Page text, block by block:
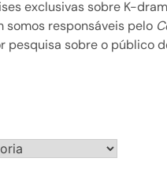
exclusivas sobre K-
somos responsáveis pelo
pesquisa sobre o público